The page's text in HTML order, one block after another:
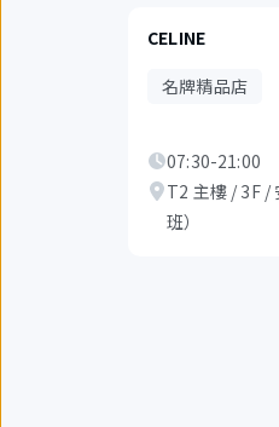
CELINE
名牌精品店
07:30-21:00
T2 主樓 / 3F /
班）